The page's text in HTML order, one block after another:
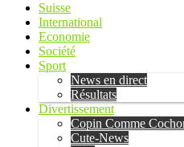
Suisse
International
Economie
Société
Sport
News en direct
Résultats
Divertissement
Copin Comme
Cute-News